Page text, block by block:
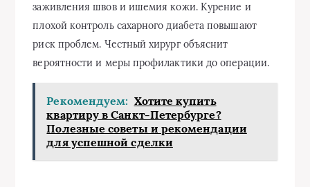
заживления швов и ишемия кожи. Курение и
плохой контроль сахарного диабета повышают
риск проблем. Честный хирург объяснит
вероятности и меры профилактики до операции.
Рекомендуем: Хотите купить
квартиру в Санкт-Петербурге?
Полезные советы и рекомендации
для успешной сделки